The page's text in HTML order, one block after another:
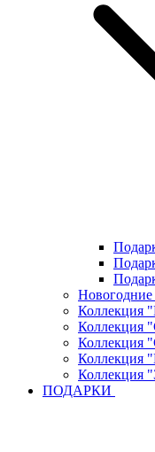
Новогодние
Коллекция
Коллекция
Коллекция
Коллекция
Коллекция
ПОДАРКИ